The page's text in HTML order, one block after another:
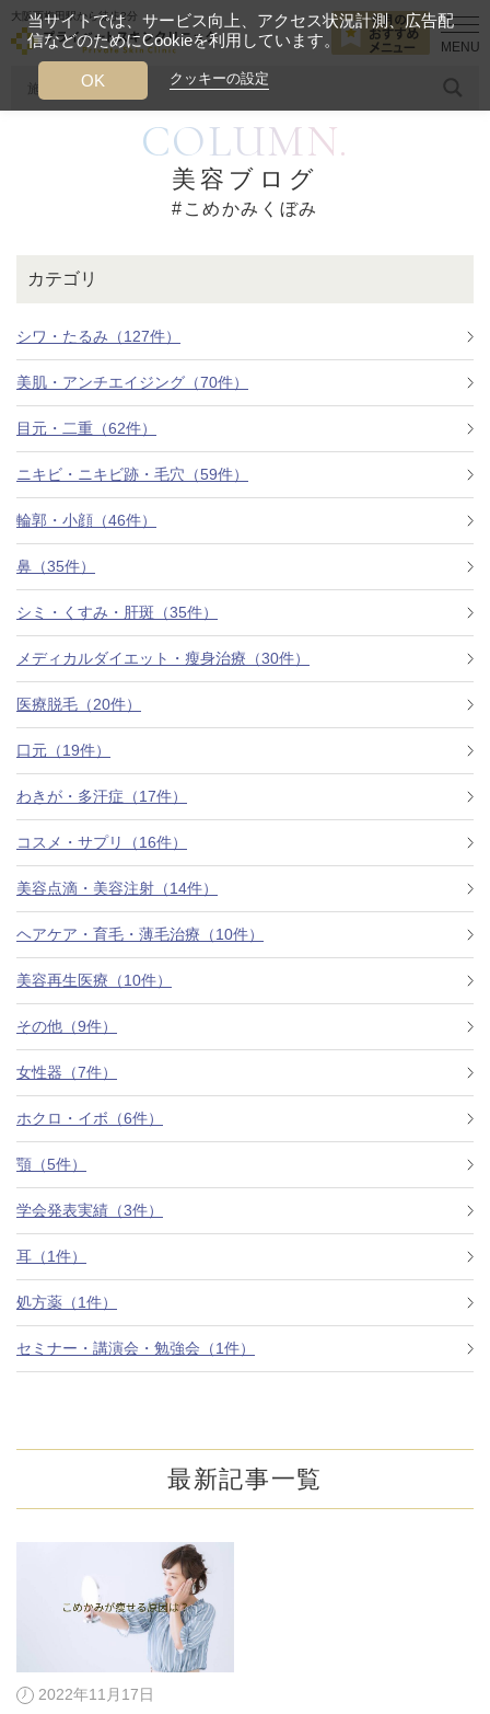
大阪西梅田駅から徒歩2分
糸リフト ヒアルロン酸
今月のおすすめメニュー
クリニックについて
料金一覧
施術症例
初めての方へ
お悩みで探す
医師紹介
アクセス
西梅田から徒歩2分
ついて
よくあるご質問
美容ブログ
こめかみくぼみ
COLUMN.
美容ブログ
#こめかみくぼみ
カテゴリ
シワ・たるみ（127件）
美肌・アンチエイジング（70件）
目元・二重（62件）
ニキビ・ニキビ跡・毛穴（59件）
輪郭・小顔（46件）
鼻（35件）
シミ・くすみ・肝斑（35件）
メディカルダイエット・瘦身治療（30件）
医療脱毛（20件）
口元（19件）
わきが・多汗症（17件）
コスメ・サプリ（16件）
美容点滴・美容注射（14件）
ヘアケア・育毛・薄毛治療（10件）
美容再生医療（10件）
その他（9件）
女性器（7件）
ホクロ・イボ（6件）
顎（5件）
学会発表実績（3件）
耳（1件）
処方薬（1件）
セミナー・講演会・勉強会（1件）
最新記事一覧
2022年11月17日
当サイトでは、サービス向上、アクセス状況計測、広告配
信などのためにCookieを利用しています。
クッキーの設定
OK